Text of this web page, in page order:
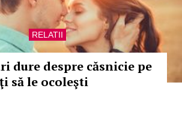
RELATII
dure despre căsnicie pe
să le ocoleşti